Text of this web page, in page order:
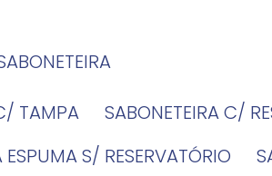
SABONETEIRA
TAMPA
SABONETEIRA C/
ESPUMA S/ RESERVATÓRIO